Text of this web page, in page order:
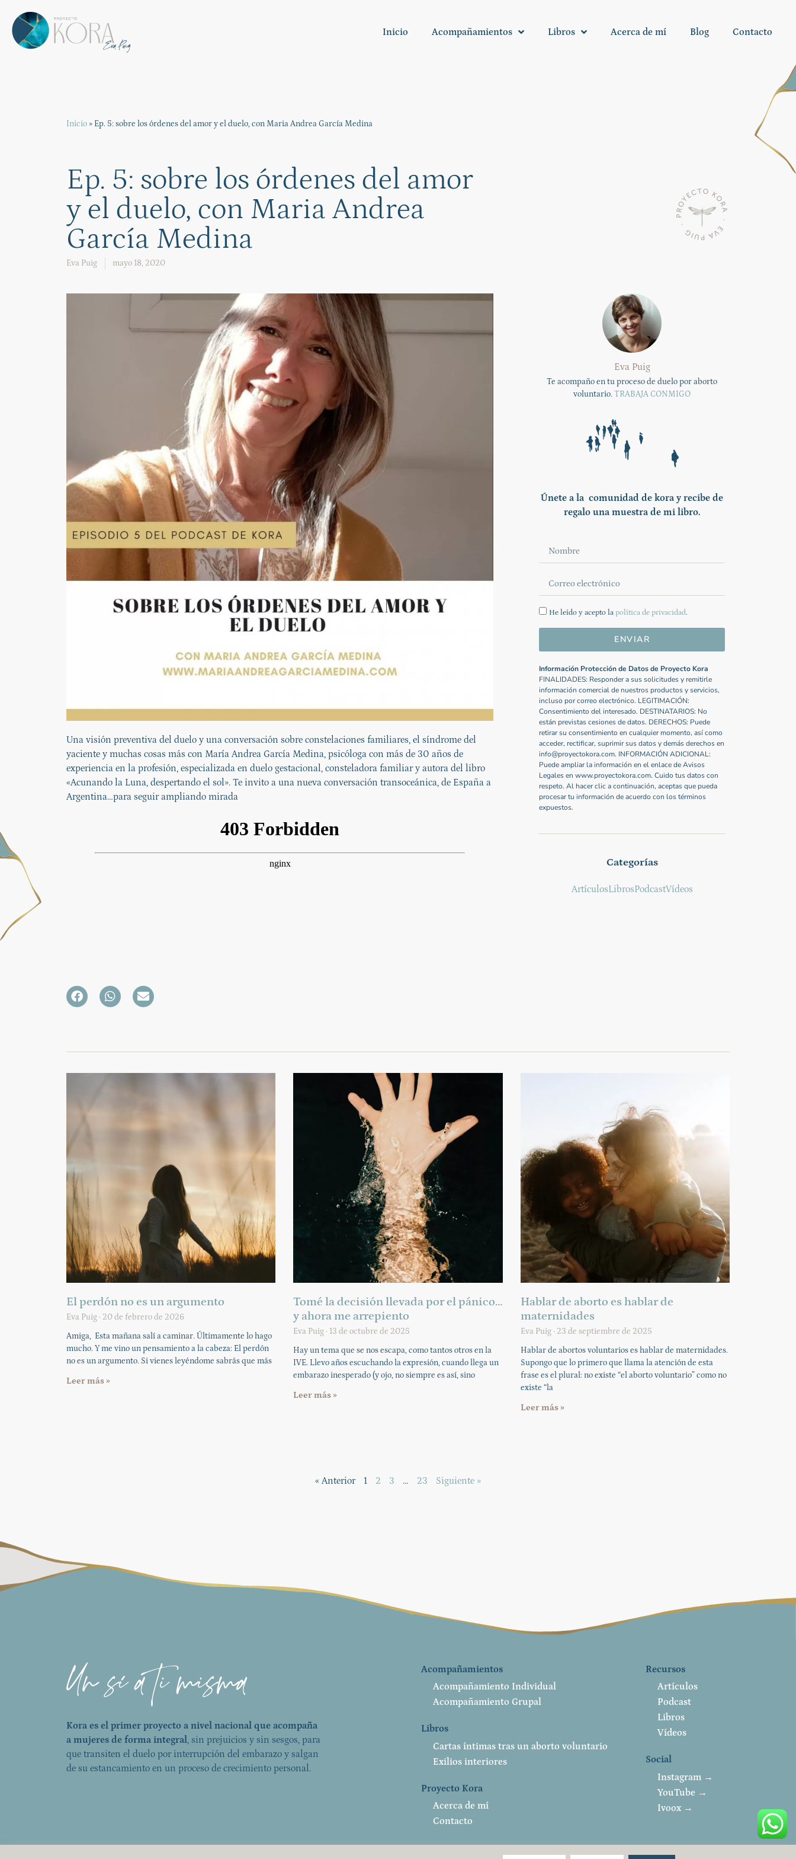
Inicio Acompañamientos Libros Acerca de mí Blog Contacto
Inicio» Ep. 5: sobre los órdenes del amor y el duelo, con Maria Andrea García Medina
Ep. 5: sobre los órdenes del amor
y el duelo, con Maria Andrea
García Medina
Eva Puig mayo 18, 2020
Una visión preventiva del duelo y una conversación sobre constelaciones familiares, el síndrome del
yaciente y muchas cosas más con María Andrea García Medina, psicóloga con más de 30 años de
experiencia en la profesión, especializada en duelo gestacional, consteladora familiar y autora del libro
«Acunando la Luna, despertando el sol». Te invito a una nueva conversación transoceánica, de España a
Argentina…para seguir ampliando mirada
Eva Puig
Te acompaño en tu proceso de duelo por aborto
voluntario.TRABAJA CONMIGO
Únete a la comunidad de kora y recibe de
regalo una muestra de mi libro.
He leído y acepto lapolítica de privacidad.
ENVIAR
Información Protección de Datos de Proyecto Kora
FINALIDADES: Responder a sus solicitudes y remitirle
información comercial de nuestros productos y servicios,
incluso por correo electrónico. LEGITIMACIÓN:
Consentimiento del interesado. DESTINATARIOS: No
están previstas cesiones de datos. DERECHOS: Puede
retirar su consentimiento en cualquier momento, así como
acceder, rectificar, suprimir sus datos y demás derechos en
info@proyectokora.com. INFORMACIÓN ADICIONAL:
Puede ampliar la información en el enlace de Avisos
Legales en www.proyectokora.com. Cuido tus datos con
respeto. Al hacer clic a continuación, aceptas que pueda
procesar tu información de acuerdo con los términos
expuestos.
Categorías
ArtículosLibrosPodcastVídeos
El perdón no es un argumento
Eva Puig
20 de febrero de 2026
Amiga, Esta mañana salí a caminar. Últimamente lo hago
mucho. Y me vino un pensamiento a la cabeza: El perdón
no es un argumento. Si vienes leyéndome sabrás que más
Leer más »
Tomé la decisión llevada por el pánico…
y ahora me arrepiento
Eva Puig
13 de octubre de 2025
Hay un tema que se nos escapa, como tantos otros en la
IVE. Llevo años escuchando la expresión, cuando llega un
embarazo inesperado (y ojo, no siempre es así, sino
Leer más »
Hablar de aborto es hablar de
maternidades
Eva Puig
23 de septiembre de 2025
Hablar de abortos voluntarios es hablar de maternidades.
Supongo que lo primero que llama la atención de esta
frase es el plural: no existe “el aborto voluntario” como no
existe “la
Leer más »
« Anterior 1 2 3 … 23 Siguiente »
Kora es el primer proyecto a nivel nacional que acompaña
a mujeres de forma integral, sin prejuicios y sin sesgos, para
que transiten el duelo por interrupción del embarazo y salgan
de su estancamiento en un proceso de crecimiento personal.
Acompañamientos
Acompañamiento Individual
Acompañamiento Grupal
Libros
Cartas íntimas tras un aborto voluntario
Exilios interiores
Proyecto Kora
Acerca de mí
Contacto
Recursos
Artículos
Podcast
Libros
Vídeos
Social
Instagram →
YouTube →
Ivoox →